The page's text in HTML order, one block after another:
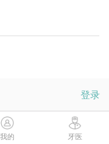
登录
我的 牙医